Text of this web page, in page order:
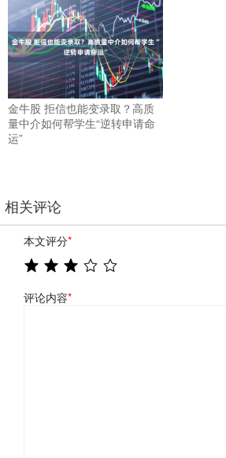
金牛股 拒信也能变录取？高质
量中介如何帮学生“逆转申请命
运”
相关评论
本文评分*
评论内容*